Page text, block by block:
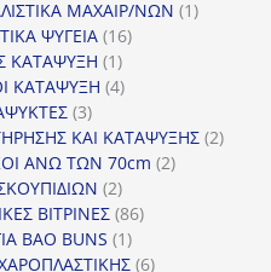
προϊόντα
ΜΑΧΑΙΡ/ΝΩΝ 11
ΨΥΓΕΙΑ 1616
ΚΑΤΑΨΥΞΗ 11
προϊόν
ΚΑΤΑΨΥΞΗ 44
33
προϊόντα
ΚΑΙ ΚΑΤΑΨΥΞΗΣ 22
ΑΝΩ ΤΩΝ 70cm 22
22
προϊόντα
ΒΙΤΡΙΝΕΣ 8686
BAO BUNS 11
προϊόν
66